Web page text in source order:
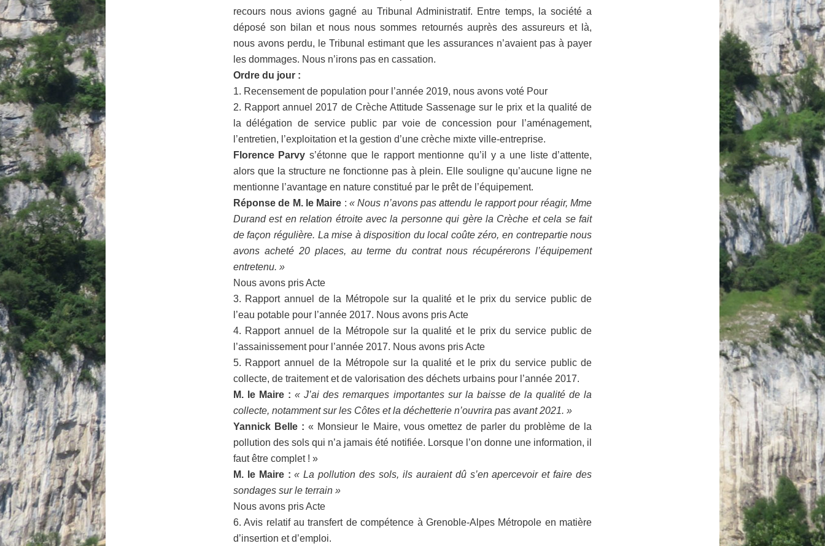
recours nous avions gagné au Tribunal Administratif. Entre temps, la société a
déposé son bilan et nous nous sommes retournés auprès des assureurs et là,
nous avons perdu, le Tribunal estimant que les assurances n’avaient pas à payer
les dommages. Nous n’irons pas en cassation.
Ordre du jour :
1. Recensement de population pour l’année 2019, nous avons voté Pour
2. Rapport annuel 2017 de Crèche Attitude Sassenage sur le prix et la qualité de
la délégation de service public par voie de concession pour l’aménagement,
l’entretien, l’exploitation et la gestion d’une crèche mixte ville-entreprise.
Florence Parvy s’étonne que le rapport mentionne qu’il y a une liste d’attente,
alors que la structure ne fonctionne pas à plein. Elle souligne qu’aucune ligne ne
mentionne l’avantage en nature constitué par le prêt de l’équipement.
Réponse de M. le Maire : « Nous n’avons pas attendu le rapport pour réagir, Mme
Durand est en relation étroite avec la personne qui gère la Crèche et cela se fait
de façon régulière. La mise à disposition du local coûte zéro, en contrepartie nous
avons acheté 20 places, au terme du contrat nous récupérerons l’équipement
entretenu. »
Nous avons pris Acte
3. Rapport annuel de la Métropole sur la qualité et le prix du service public de
l’eau potable pour l’année 2017. Nous avons pris Acte
4. Rapport annuel de la Métropole sur la qualité et le prix du service public de
l’assainissement pour l’année 2017. Nous avons pris Acte
5. Rapport annuel de la Métropole sur la qualité et le prix du service public de
collecte, de traitement et de valorisation des déchets urbains pour l’année 2017.
M. le Maire : « J’ai des remarques importantes sur la baisse de la qualité de la
collecte, notamment sur les Côtes et la déchetterie n’ouvrira pas avant 2021. »
Yannick Belle : « Monsieur le Maire, vous omettez de parler du problème de la
pollution des sols qui n’a jamais été notifiée. Lorsque l’on donne une information, il
faut être complet ! »
M. le Maire : « La pollution des sols, ils auraient dû s’en apercevoir et faire des
sondages sur le terrain »
Nous avons pris Acte
6. Avis relatif au transfert de compétence à Grenoble-Alpes Métropole en matière
d’insertion et d’emploi.